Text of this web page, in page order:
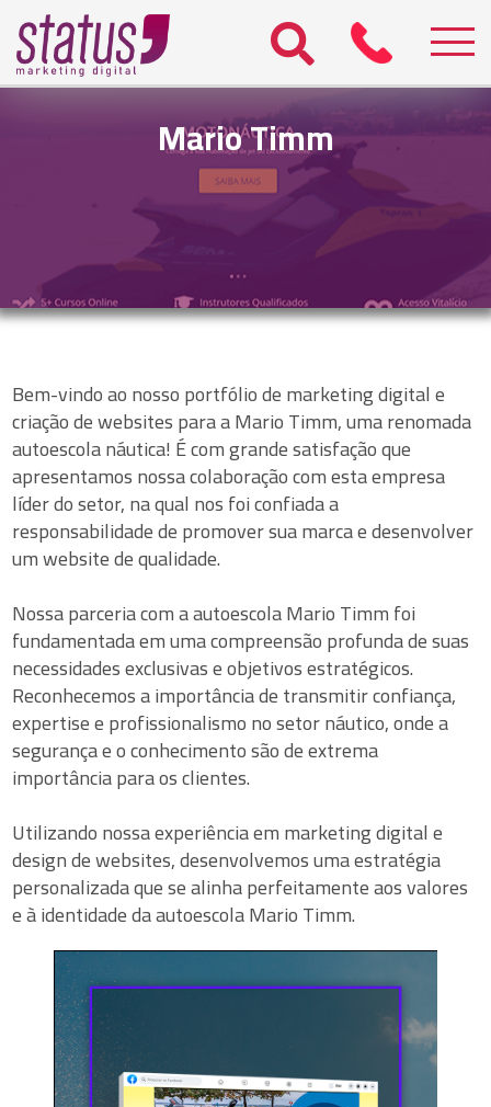
Mario Timm
Bem-vindo ao nosso portfólio de marketing digital e
criação de websites para a Mario Timm, uma renomada
autoescola náutica! É com grande satisfação que
apresentamos nossa colaboração com esta empresa
líder do setor, na qual nos foi confiada a
responsabilidade de promover sua marca e desenvolver
um website de qualidade.
Nossa parceria com a autoescola Mario Timm foi
fundamentada em uma compreensão profunda de suas
necessidades exclusivas e objetivos estratégicos.
Reconhecemos a importância de transmitir confiança,
expertise e profissionalismo no setor náutico, onde a
segurança e o conhecimento são de extrema
importância para os clientes.
Utilizando nossa experiência em marketing digital e
design de websites, desenvolvemos uma estratégia
personalizada que se alinha perfeitamente aos valores
e à identidade da autoescola Mario Timm.